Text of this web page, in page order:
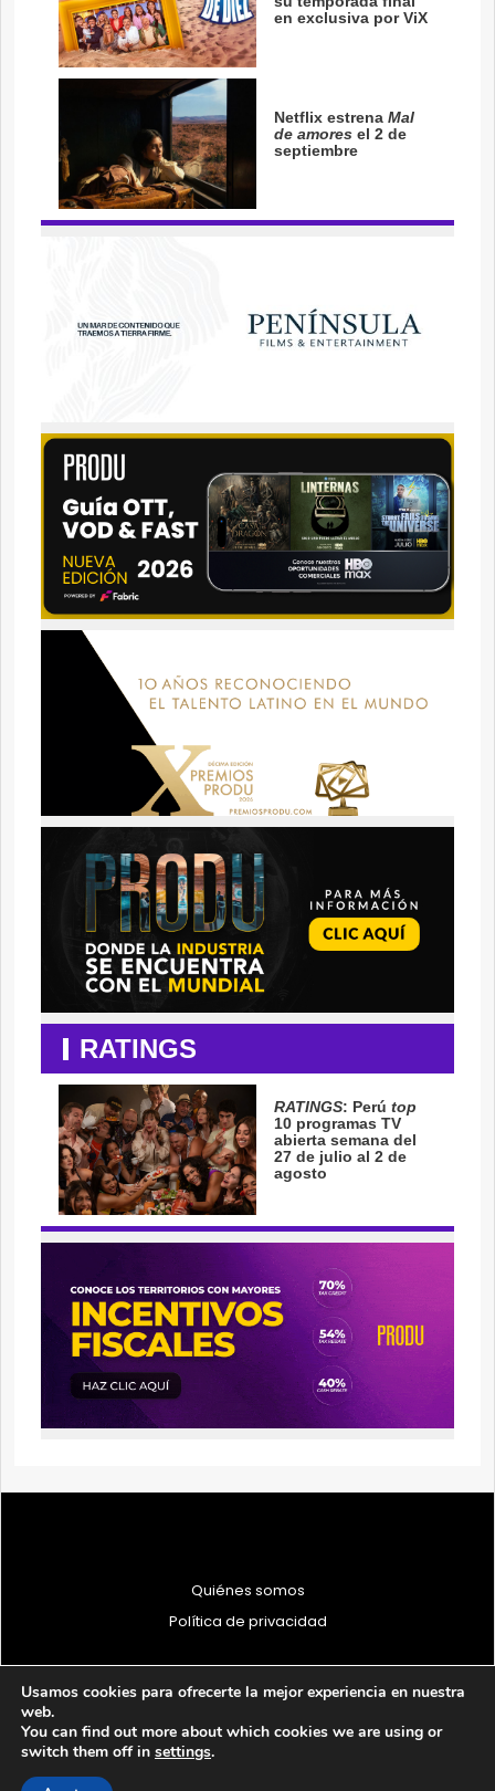
Quiénes somos
Política de privacidad
© 1997 - 2026 PRODU - Todos los derechos reservados
Usamos cookies para ofrecerte la mejor experiencia en nuestra
web.
You can find out more about which cookies we are using or
switch them off in settings.